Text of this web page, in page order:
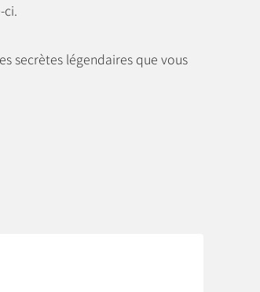
ci.
secrètes légendaires que vous